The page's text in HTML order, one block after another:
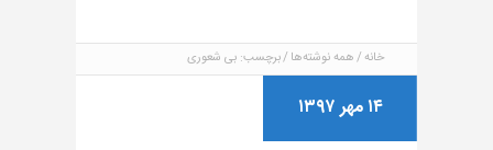
خانه همه نوشته‌ها برچسب: بی شعوری
۱۴ مهر ۱۳۹۷